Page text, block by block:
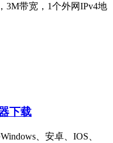
3M带宽，1个外网IPv4地
下载
、安卓、IOS、